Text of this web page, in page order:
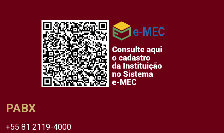
PABX
+55 81 2119-4000